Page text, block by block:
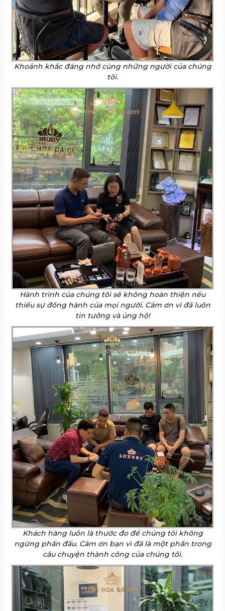
Khoảnh khắc đáng nhớ cùng những người của chúng
tôi.
Hành trình của chúng tôi sẽ không hoàn thiện nếu
thiếu sự đồng hành của mọi người. Cảm ơn vì đã luôn
tin tưởng và ủng hộ!
Khách hàng luôn là thước đo để chúng tôi không
ngừng phấn đấu. Cảm ơn bạn vì đã là một phần trong
câu chuyện thành công của chúng tôi.